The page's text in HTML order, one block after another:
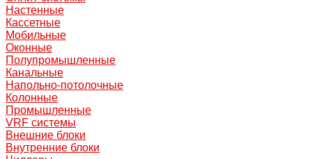
Настенные
Кассетные
Мобильные
Оконные
Полупромышленные
Канальные
Напольно-потолочные
Колонные
Промышленные
VRF системы
Внешние блоки
Внутренние блоки